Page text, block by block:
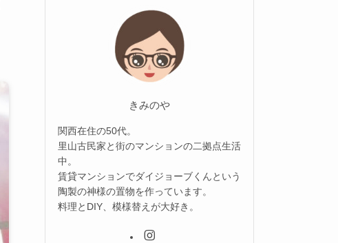
きみのや
関西在住の50代。
里山古民家と街のマンションの二拠点生活
中。
賃貸マンションでダイジョーブくんという
陶製の神様の置物を作っています。
料理とDIY、模様替えが大好き。